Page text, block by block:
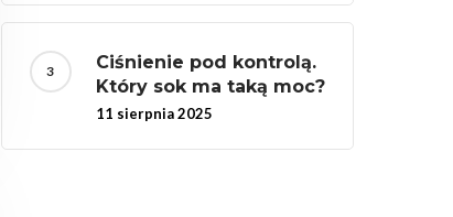
Ciśnienie pod kontrolą.
Który sok ma taką moc?
11 sierpnia 2025